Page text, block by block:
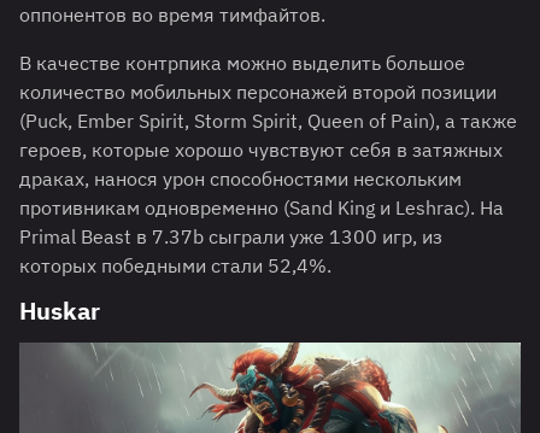
оппонентов во время тимфайтов.
В качестве контрпика можно выделить большое
количество мобильных персонажей второй позиции
(Puck, Ember Spirit, Storm Spirit, Queen of Pain), а также
героев, которые хорошо чувствуют себя в затяжных
драках, нанося урон способностями нескольким
противникам одновременно (Sand King и Leshrac). На
Primal Beast в 7.37b сыграли уже 1300 игр, из
которых победными стали 52,4%.
Huskar